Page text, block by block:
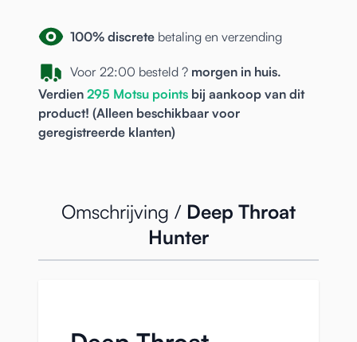
100% discrete betaling en verzending
Voor 22:00 besteld ? morgen in huis.
Verdien 295 Motsu points bij aankoop van dit
product! (Alleen beschikbaar voor
geregistreerde klanten)
Omschrijving / Deep Throat
Hunter